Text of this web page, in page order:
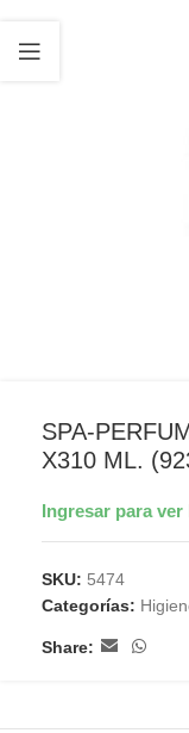
SPA-
X310 ML.
Ingresar para
SKU: 5474
Categorías:
Share: